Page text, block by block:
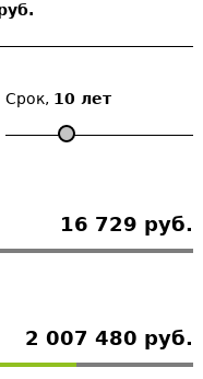
Срок, 10 лет
16 729 руб.
2 007 480 руб.